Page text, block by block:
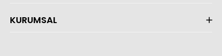
KURUMSAL